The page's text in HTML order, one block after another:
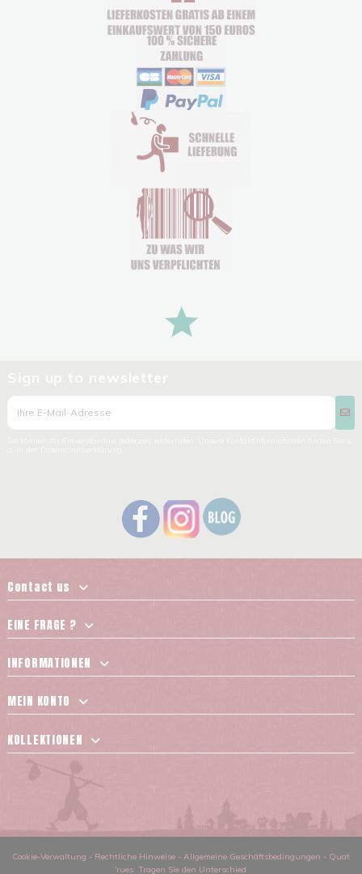
Contact us
EINE FRAGE ?
INFORMATIONEN
MEIN KONTO
KOLLEKTIONEN
Cookie-Verwaltung - Rechtliche Hinweise - Allgemeine Geschäftsbedingungen - Quat
´rues: Tragen Sie den Unterschied